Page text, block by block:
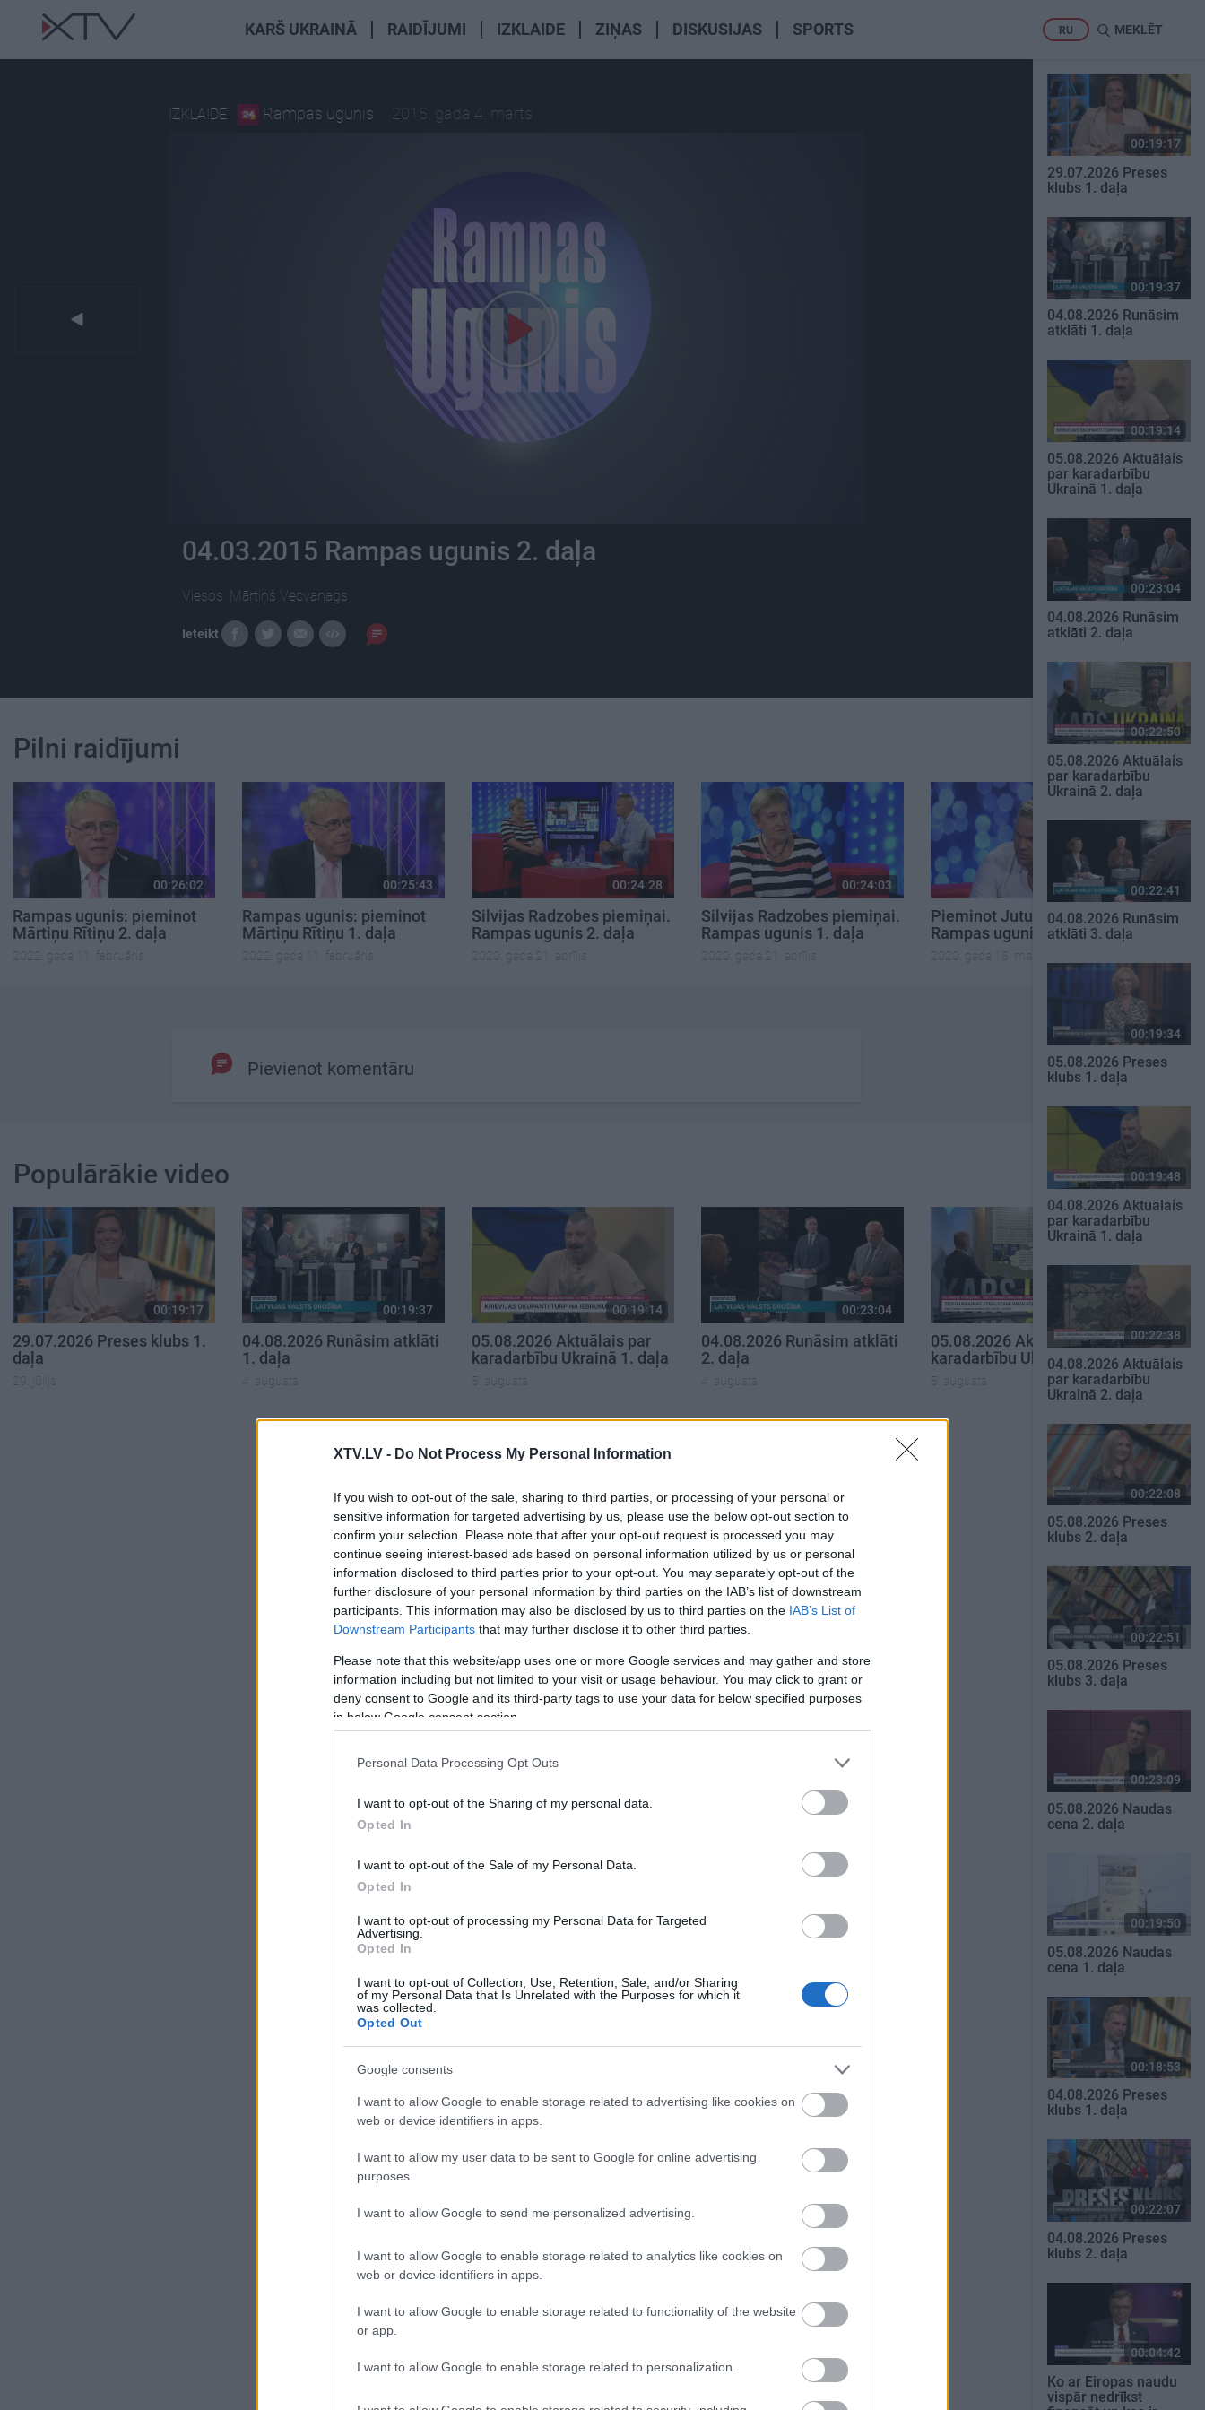
XTV.LV - Do Not Process My Personal Information
If you wish to opt-out of the sale, sharing to third parties, or processing of your personal or
sensitive information for targeted advertising by us, please use the below opt-out section to
confirm your selection. Please note that after your opt-out request is processed you may
continue seeing interest-based ads based on personal information utilized by us or personal
information disclosed to third parties prior to your opt-out. You may separately opt-out of the
further disclosure of your personal information by third parties on the IAB’s list of downstream
participants. This information may also be disclosed by us to third parties on the IAB’s List of
Downstream Participants that may further disclose it to other third parties.
Please note that this website/app uses one or more Google services and may gather and store
information including but not limited to your visit or usage behaviour. You may click to grant or
deny consent to Google and its third-party tags to use your data for below specified purposes
in below Google consent section.
Personal Data Processing Opt Outs
I want to opt-out of the Sharing of my personal data.
Opted In
I want to opt-out of the Sale of my Personal Data.
Opted In
I want to opt-out of processing my Personal Data for Targeted
Advertising.
Opted In
I want to opt-out of Collection, Use, Retention, Sale, and/or Sharing
of my Personal Data that Is Unrelated with the Purposes for which it
was collected.
Opted Out
Google consents
I want to allow Google to enable storage related to advertising like cookies on
web or device identifiers in apps.
I want to allow my user data to be sent to Google for online advertising
purposes.
I want to allow Google to send me personalized advertising.
I want to allow Google to enable storage related to analytics like cookies on
web or device identifiers in apps.
I want to allow Google to enable storage related to functionality of the website
or app.
I want to allow Google to enable storage related to personalization.
KARŠ UKRAINĀ RAIDĪJUMI IZKLAIDE ZIŅAS DISKUSIJAS SPORTS RU MEKLĒT
IZKLAIDE Rampas ugunis 2015. gada 4. marts
04.03.2015 Rampas ugunis 2. daļa
Viesos: Mārtiņš Vecvanags
Ieteikt
Pilni raidījumi
00:26:02
Rampas ugunis: pieminot
Mārtiņu Rītiņu 2. daļa
2022. gada 11. februāris
00:25:43
Rampas ugunis: pieminot
Mārtiņu Rītiņu 1. daļa
2022. gada 11. februāris
00:24:28
Silvijas Radzobes piemiņai.
Rampas ugunis 2. daļa
2020. gada 21. aprīlis
00:24:03
Silvijas Radzobes piemiņai.
Rampas ugunis 1. daļa
2020. gada 21. aprīlis
00:24:16
Pieminot Jutu Strīķi.
Rampas ugunis 2. daļa
3
2020. gada 18. marts
Pievienot komentāru
Populārākie video
00:19:17
29.07.2026 Preses klubs 1.
daļa
29. jūlijs
00:19:37
04.08.2026 Runāsim atklāti
1. daļa
4. augusts
00:19:14
05.08.2026 Aktuālais par
karadarbību Ukrainā 1. daļa
5. augusts
00:23:04
04.08.2026 Runāsim atklāti
2. daļa
4. augusts
05.08.2026 Aktuālais par
karadarbību Ukrainā 2. daļa
5. augusts
SKATĪT VISUS
00:19:17
29.07.2026 Preses
klubs 1. daļa
00:19:37
04.08.2026 Runāsim
atklāti 1. daļa
00:19:14
05.08.2026 Aktuālais
par karadarbību
Ukrainā 1. daļa
00:23:04
04.08.2026 Runāsim
atklāti 2. daļa
00:22:50
05.08.2026 Aktuālais
par karadarbību
Ukrainā 2. daļa
00:22:41
04.08.2026 Runāsim
atklāti 3. daļa
00:19:34
05.08.2026 Preses
klubs 1. daļa
00:19:48
04.08.2026 Aktuālais
par karadarbību
Ukrainā 1. daļa
00:22:38
04.08.2026 Aktuālais
par karadarbību
Ukrainā 2. daļa
00:22:08
05.08.2026 Preses
klubs 2. daļa
00:22:51
05.08.2026 Preses
klubs 3. daļa
00:23:09
05.08.2026 Naudas
cena 2. daļa
00:19:50
05.08.2026 Naudas
cena 1. daļa
00:18:53
04.08.2026 Preses
klubs 1. daļa
00:22:07
04.08.2026 Preses
klubs 2. daļa
00:04:42
Ko ar Eiropas naudu
vispār nedrīkst